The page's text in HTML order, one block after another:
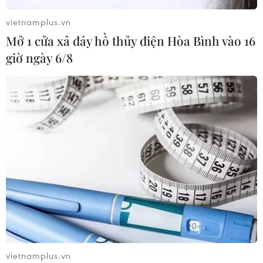
CƠ QUAN CHỦ QUẢN: THÔNG TẤN XÃ VIỆT NAM
Tổng Biên tập: TRẦN TIẾN DUẨN
Phó Tổng Biên tập: NGUYỄN THỊ TÁM, KHÚC THANH
Sở hữu trí tuệ
Quy định sử dụng
RSS
Hỗ trợ
Ngôn ngữ
TTXVN
vietnamplus.vn
Mở 1 cửa xả đáy hồ thủy điện Hòa Bình vào 16
giờ ngày 6/8
vietnamplus.vn